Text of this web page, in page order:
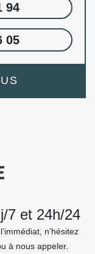
94
05
7 et 24h/24
n’hésitez
à nous appeler.